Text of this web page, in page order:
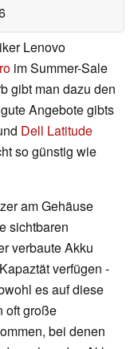
Lenovo
im Summer-Sale
gibt man dazu den
Angebote gibts
Dell Latitude
so günstig wie
am Gehäuse
sichtbaren
verbaute Akku
verfügen -
es auf diese
oft große
bei denen